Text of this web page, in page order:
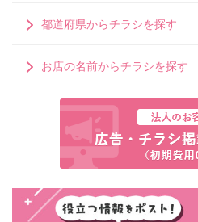
都道府県からチラシを探す
お店の名前からチラシを探す